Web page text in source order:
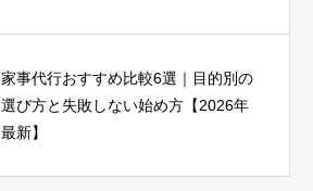
家事代行おすすめ比較6選｜目的別の
選び方と失敗しない始め方【2026年
最新】
ピラティス資格おすすめ比較｜種
類・費用・期間と失敗しない選び方